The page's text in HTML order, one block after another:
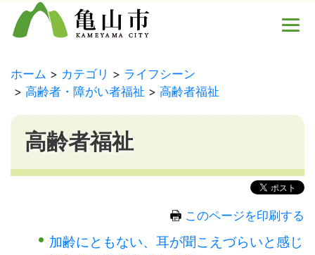
ホーム カテゴリ
ライフシーン
高齢者・障がい者福祉
高齢者福祉
高齢者福祉
このページを印刷する
加齢にともない、耳が聞こえづらいと感じ